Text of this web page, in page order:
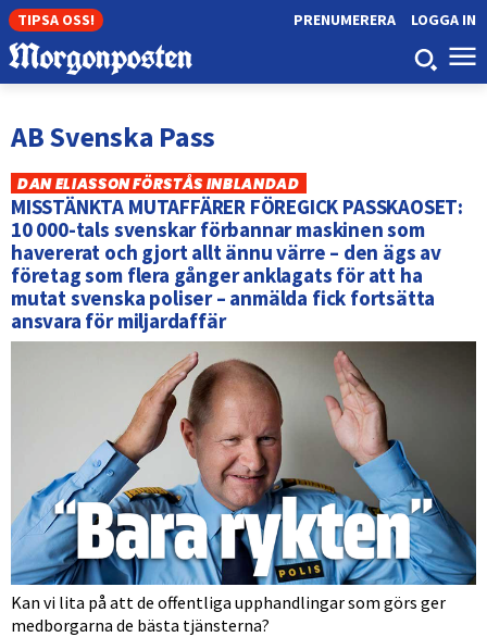
TIPSA OSS! LOGGA IN
PRENUMERERA
AB Svenska Pass
DAN ELIASSON FÖRSTÅS INBLANDAD
MISSTÄNKTA MUTAFFÄRER FÖREGICK PASSKAOSET:
10 000-tals svenskar förbannar maskinen som
havererat och gjort allt ännu värre – den ägs av
företag som flera gånger anklagats för att ha
mutat svenska poliser – anmälda fick fortsätta
ansvara för miljardaffär
Kan vi lita på att de offentliga upphandlingar som görs ger
medborgarna de bästa tjänsterna?